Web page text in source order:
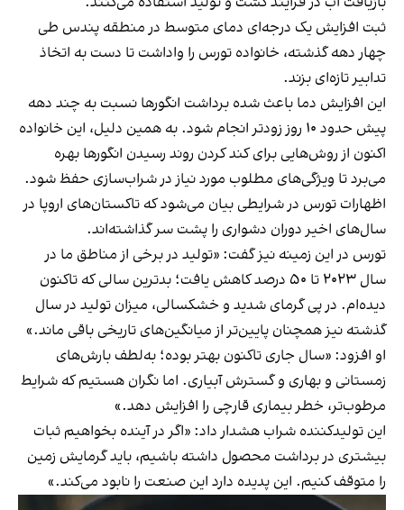
ثبت افزایش یک درجه‌ای دمای متوسط در منطقه پندس طی
چهار دهه گذشته، خانواده تورس را واداشت تا دست به اتخاذ
تدابیر تازه‌ای بزند.
این افزایش دما باعث شده برداشت انگورها نسبت به چند دهه
پیش حدود ۱۰ روز زودتر انجام شود. به همین دلیل، این خانواده
اکنون از روش‌هایی برای کند کردن روند رسیدن انگورها بهره
می‌برد تا ویژگی‌های مطلوب مورد نیاز در شراب‌سازی حفظ شود.
اظهارات تورس در شرایطی بیان می‌شود که تاکستان‌های اروپا در
سال‌های اخیر دوران دشواری را پشت سر گذاشته‌اند.
تورس در این زمینه نیز گفت: «تولید در برخی از مناطق ما در
سال ۲۰۲۳ تا ۵۰ درصد کاهش یافت؛ بدترین سالی که تاکنون
دیده‌ام. در پی گرمای شدید و خشکسالی، میزان تولید در سال
گذشته نیز همچنان پایین‌تر از میانگین‌های تاریخی باقی ماند.»
او افزود: «سال جاری تاکنون بهتر بوده؛ به‌لطف بارش‌های
زمستانی و بهاری و گسترش آبیاری. اما نگران هستیم که شرایط
مرطوب‌تر، خطر بیماری قارچی را افزایش دهد.»
این تولیدکننده شراب هشدار داد: «اگر در آینده بخواهیم ثبات
بیشتری در برداشت محصول داشته باشیم، باید گرمایش زمین
را متوقف کنیم. این پدیده دارد این صنعت را نابود می‌کند.»